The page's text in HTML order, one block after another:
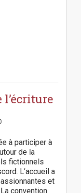
à participer à
de la
fictionnels
L’accueil a
et
convention